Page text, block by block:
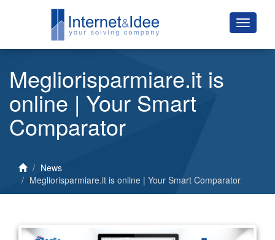
Megliorisparmiare.it is
online | Your Smart
Comparator
News
Megliorisparmiare.it is online | Your Smart Comparator